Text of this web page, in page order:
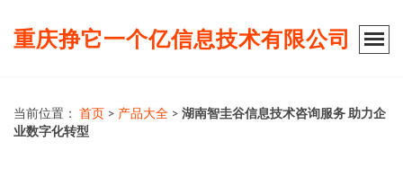
重庆挣它一个亿信息技术有限公司
当前位置： 首页 > 产品大全 > 湖南智圭谷信息技术咨询服务 助力企
业数字化转型